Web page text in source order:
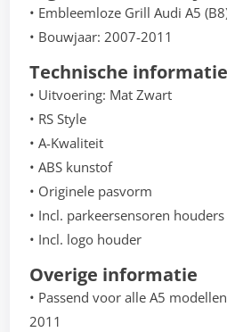
• Embleemloze Grill Audi A5
• Bouwjaar: 2007-2011
Technische informatie
• Uitvoering: Mat Zwart
• RS Style
• A-Kwaliteit
• ABS kunstof
• Originele pasvorm
• Incl. parkeersensoren houders
• Incl. logo houder
Overige informatie
• Passend voor alle A5
2011